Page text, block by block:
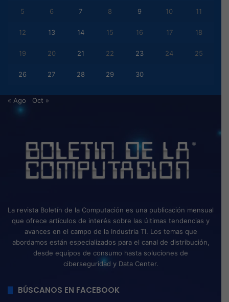
5 6 7 8 9 10 11
12 13 14 15 16 17 18
19 20 21 22 23 24 25
26 27 28 29 30
« Ago Oct »
La revista Boletín de la Computación es una publicación mensual
que ofrece artículos de interés sobre las últimas tendencias y
avances en el campo de la Industria TI. Los temas que
abordamos están especializados para el canal de distribución,
desde equipos de consumo hasta soluciones de
ciberseguridad y Data Center.
BÚSCANOS EN FACEBOOK